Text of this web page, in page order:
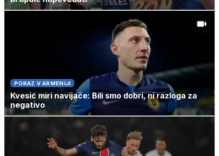
PORAZ V ARMENIJI
Kvesić miri navijače: Bili smo dobri, ni razloga za
negativo